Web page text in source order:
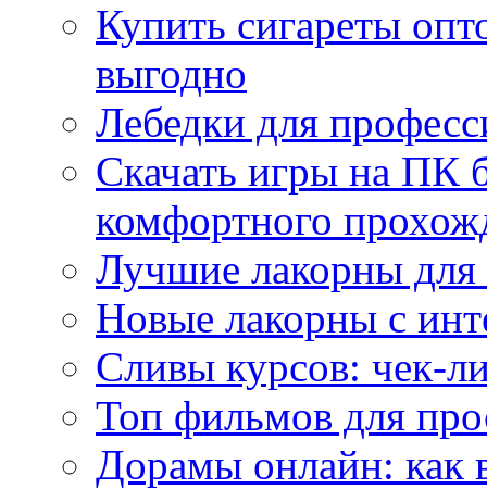
Купить сигареты
выгодно
Лебедки для
Скачать игры на ПК
комфортного
Лучшие лакорны для
Новые лакорны с
Сливы курсов: чек-
Топ фильмов для
Дорамы онлайн: как